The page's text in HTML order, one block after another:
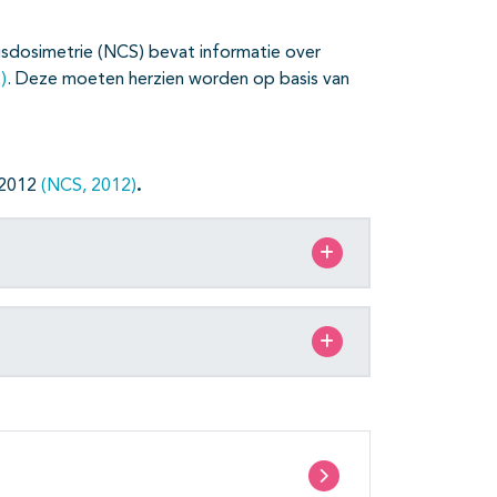
(NCS) bevat informatie over
. Deze moeten herzien worden op basis van
(NCS, 2012).